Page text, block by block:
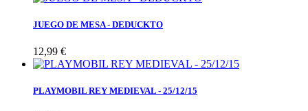
JUEGO DE MESA - DEDUCKTO
12,99 €
PLAYMOBIL REY MEDIEVAL - 25/12/15